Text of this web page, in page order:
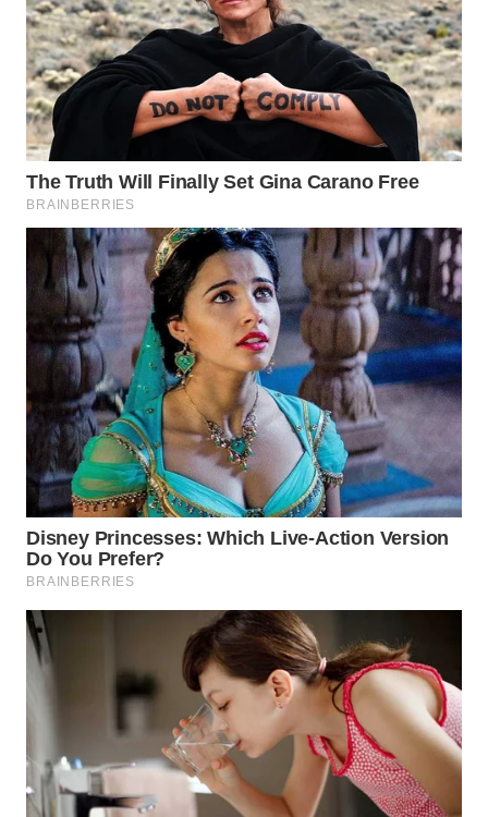
TOBA
WN
NIAS
LANGKAT
WN
TAPANULI
SELATAN
WN
TANJUNG
LESUNG
WN
KARO
WN
SIMALUNGUN
LABUHANBATU
WN DELI
SERDANG